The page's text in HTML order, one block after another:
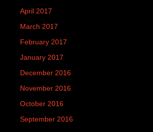
April 2017
March 2017
February 2017
January 2017
December 2016
November 2016
October 2016
September 2016